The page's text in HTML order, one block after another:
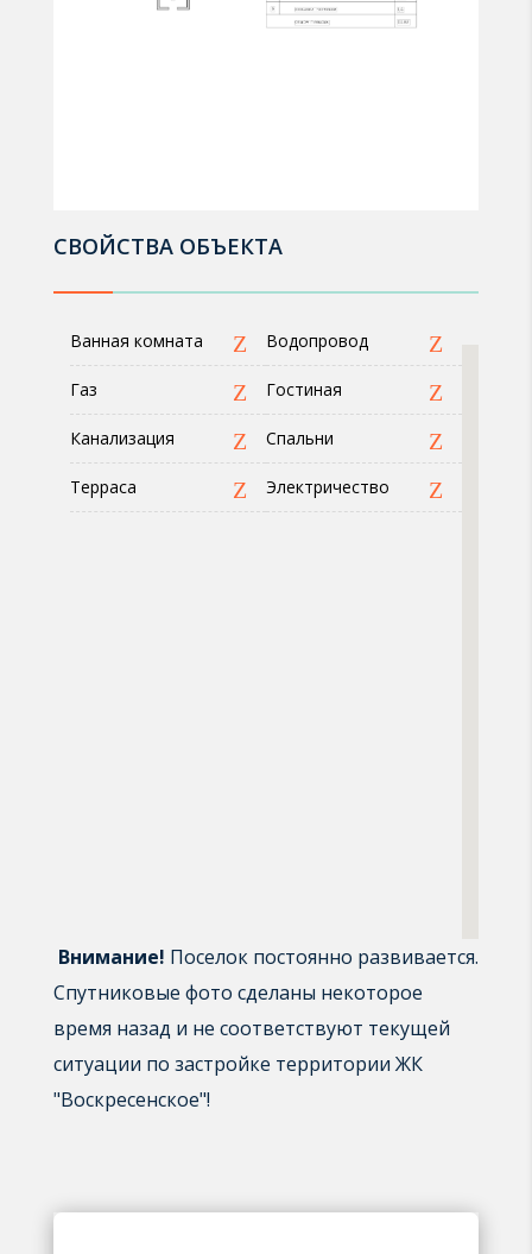
СВОЙСТВА ОБЪЕКТА
Ванная комната Водопровод
Газ Гостиная
Канализация Спальни
Терраса Электричество
Внимание! Поселок постоянно развивается.
Спутниковые фото сделаны некоторое
время назад и не соответствуют текущей
ситуации по застройке территории ЖК
"Воскресенское"!